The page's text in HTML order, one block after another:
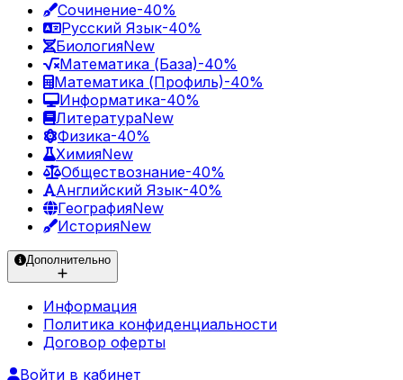
Сочинение-40%
Русский Язык-40%
БиологияNew
Математика (База)-40%
Математика (Профиль)-40%
Информатика-40%
ЛитератураNew
Физика-40%
ХимияNew
Обществознание-40%
Английский Язык-40%
ГеографияNew
ИсторияNew
Дополнительно
Информация
Политика конфиденциальности
Договор оферты
Войти в кабинет